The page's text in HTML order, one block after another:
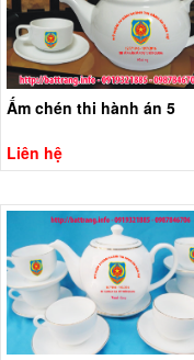
Ấm chén thi hành án 5
Liên hệ